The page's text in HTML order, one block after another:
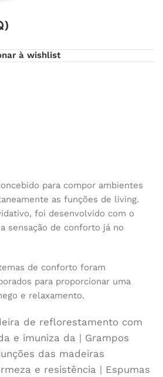
à wishlist
para compor ambientes
as funções de living.
foi desenvolvido com o
sensação de conforto já no
de conforto foram
para proporcionar uma
e relaxamento.
de reflorestamento com
e imuniza da | Grampos
das madeiras
e resistência | Espumas